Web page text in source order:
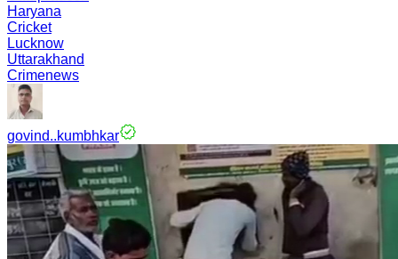
Haryana
Cricket
Lucknow
Uttarakhand
Crimenews
govind..kumbhkar